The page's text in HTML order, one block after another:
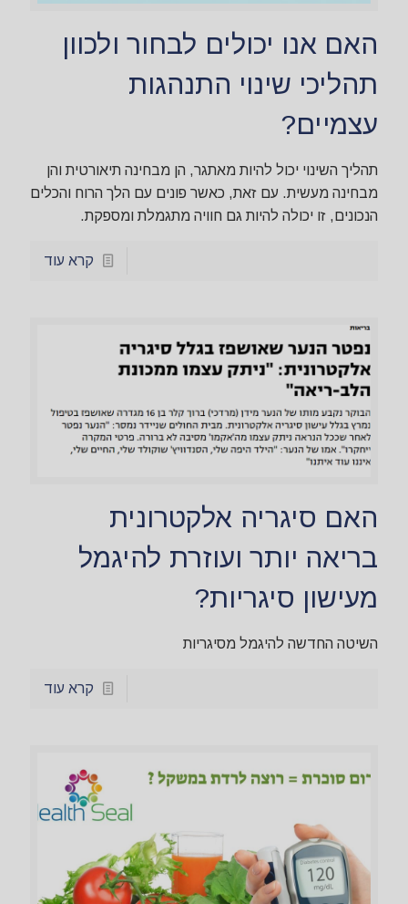
האם אנו יכולים לבחור ולכוון
תהליכי שינוי התנהגות
עצמיים?
תהליך השינוי יכול להיות מאתגר, הן מבחינה תיאורטית והן
מבחינה מעשית. עם זאת, כאשר פונים עם הלך הרוח והכלים
הנכונים, זו יכולה להיות גם חוויה מתגמלת ומספקת.
קרא עוד
האם סיגריה אלקטרונית
בריאה יותר ועוזרת להיגמל
מעישון סיגריות?
השיטה החדשה להיגמל מסיגריות
קרא עוד